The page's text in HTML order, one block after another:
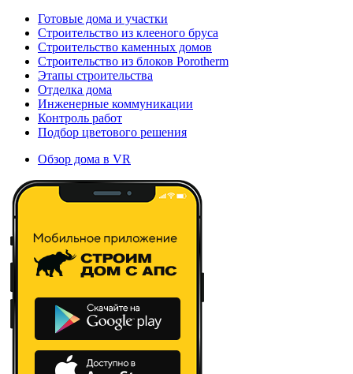
Готовые дома и участки
Строительство из клееного бруса
Строительство каменных домов
Строительство из блоков Porotherm
Этапы строительства
Отделка дома
Инженерные коммуникации
Контроль работ
Подбор цветового решения
Обзор дома в VR